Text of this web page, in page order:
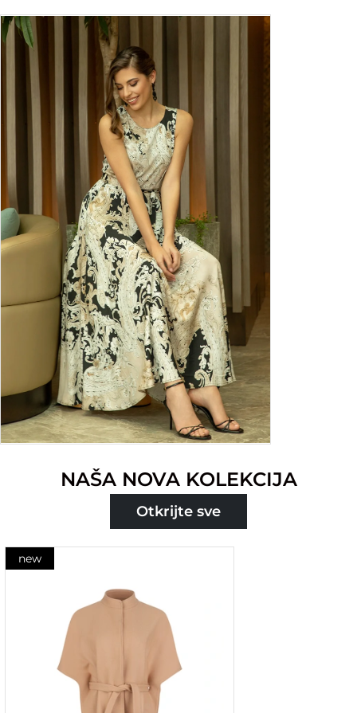
NAŠA NOVA KOLEKCIJA
Otkrijte sve
new